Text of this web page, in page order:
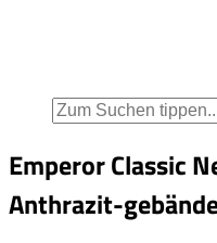
Emperor Classic
Anthrazit-